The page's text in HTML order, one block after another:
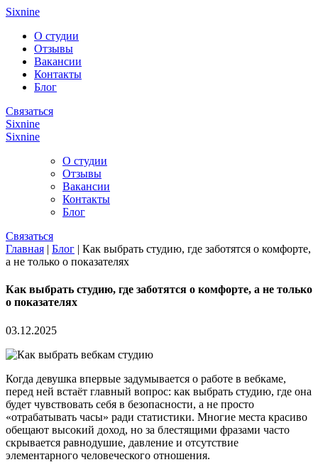
Перейти к основному содержанию
Sixnine
О студии
Отзывы
Вакансии
Контакты
Блог
Связаться
Sixnine
Sixnine
О студии
Отзывы
Вакансии
Контакты
Блог
Связаться
Вы здесь
Главная | Блог | Как выбрать студию, где заботятся о комфорте,
а не только о показателях
Как выбрать студию, где заботятся о комфорте, а не только
о показателях
03.12.2025
Когда девушка впервые задумывается о работе в вебкаме,
перед ней встаёт главный вопрос: как выбрать студию, где она
будет чувствовать себя в безопасности, а не просто
«отрабатывать часы» ради статистики. Многие места красиво
обещают высокий доход, но за блестящими фразами часто
скрывается равнодушие, давление и отсутствие
элементарного человеческого отношения.